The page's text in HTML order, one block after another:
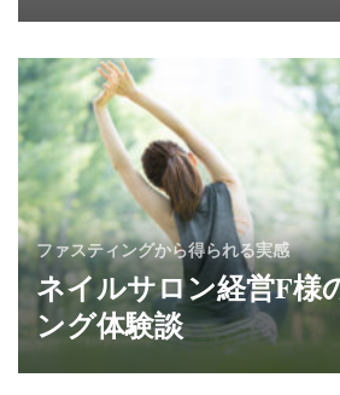
ファスティングから得られる実感
ネイルサロン経営F様
ング体験談